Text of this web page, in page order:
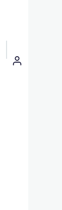
Menu
uživatelského